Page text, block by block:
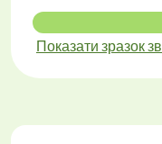
Показати зразок